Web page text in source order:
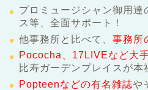
プロミュージシャン御用
ス等、全面サポート！
他事務所と比べて、 事務所
Pococha、17LIVEなど大
比寿ガーデンプレイスが本
Popteenなどの有名雑誌や